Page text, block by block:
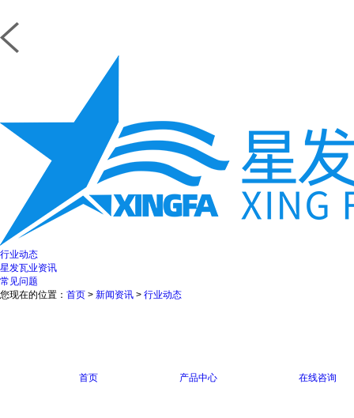
行业动态
星发瓦业资讯
常见问题
您现在的位置： 首页 > 新闻资讯 > 行业动态
首页 产品中心 在线咨询